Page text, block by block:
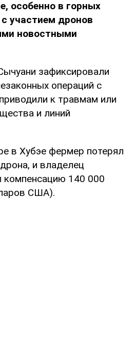
особенно в горных
участием дронов
новостными
зафиксировали
операций с
к травмам или
и линий
в Хубэе фермер потерял
и владелец
компенсацию 140 000
США).